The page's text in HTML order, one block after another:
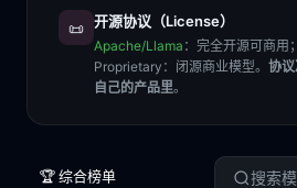
📜 开源协议（License）
Apache/Llama ：完全开源可商用；
Proprietary ：闭源商业模型。 协
自己的产品里。
🏆 综合榜单